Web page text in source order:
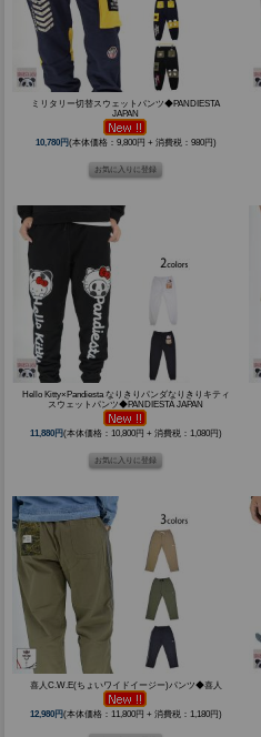
ミリタリー切替スウェットパンツ◆PANDIESTA
JAPAN
10,780円(本体価格：9,800円 + 消費税：980円)
Hello Kitty×Pandiesta なりきりパンダなりきりキティ
スウェットパンツ◆PANDIESTA JAPAN
11,880円(本体価格：10,800円 + 消費税：1,080円)
喜人C.W.E(ちょいワイドイージー)パンツ◆喜人
12,980円(本体価格：11,800円 + 消費税：1,180円)